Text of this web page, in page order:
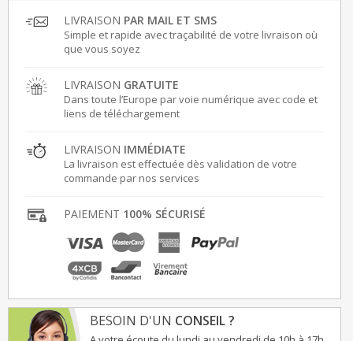
LIVRAISON PAR MAIL ET SMS
Simple et rapide avec traçabilité de votre livraison où
que vous soyez
LIVRAISON GRATUITE
Dans toute l’Europe par voie numérique avec code et
liens de téléchargement
LIVRAISON IMMÉDIATE
La livraison est effectuée dès validation de votre
commande par nos services
PAIEMENT 100% SÉCURISÉ
BESOIN D'UN CONSEIL ?